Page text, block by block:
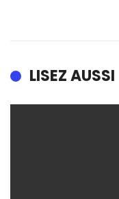
LISEZ AUSSI